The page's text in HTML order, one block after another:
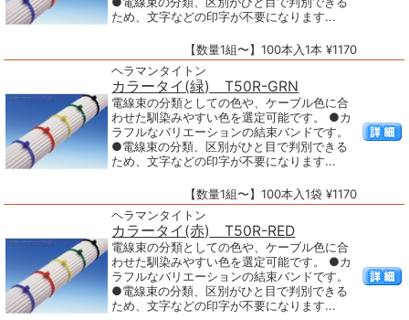
ため、文字などの印字が不要になります...
【数量1組〜】100本入1本 ¥1170
ヘラマンタイトン
カラータイ(緑) T50R-GRN
電線束の分類としての色や、ケーブル色に合
わせた馴染みやすい色を選定可能です。 ●カ
ラフルなバリエーションの結束バンドです。
●電線束の分類、区別がひと目で判別できる
ため、文字などの印字が不要になります...
【数量1組〜】100本入1袋 ¥1170
ヘラマンタイトン
カラータイ(赤) T50R-RED
電線束の分類としての色や、ケーブル色に合
わせた馴染みやすい色を選定可能です。 ●カ
ラフルなバリエーションの結束バンドです。
●電線束の分類、区別がひと目で判別できる
ため、文字などの印字が不要になります...